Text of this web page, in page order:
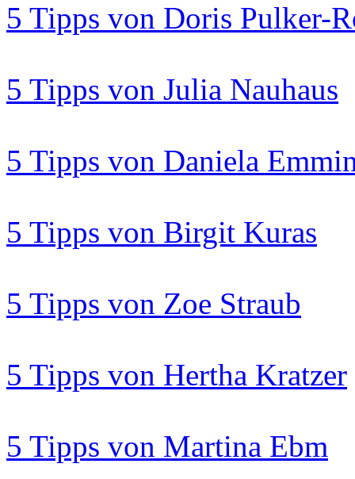
5 Tipps von Doris Pulker-
5 Tipps von Julia Nauhaus
5 Tipps von Daniela
5 Tipps von Birgit Kuras
5 Tipps von Zoe Straub
5 Tipps von Hertha Kratzer
5 Tipps von Martina Ebm